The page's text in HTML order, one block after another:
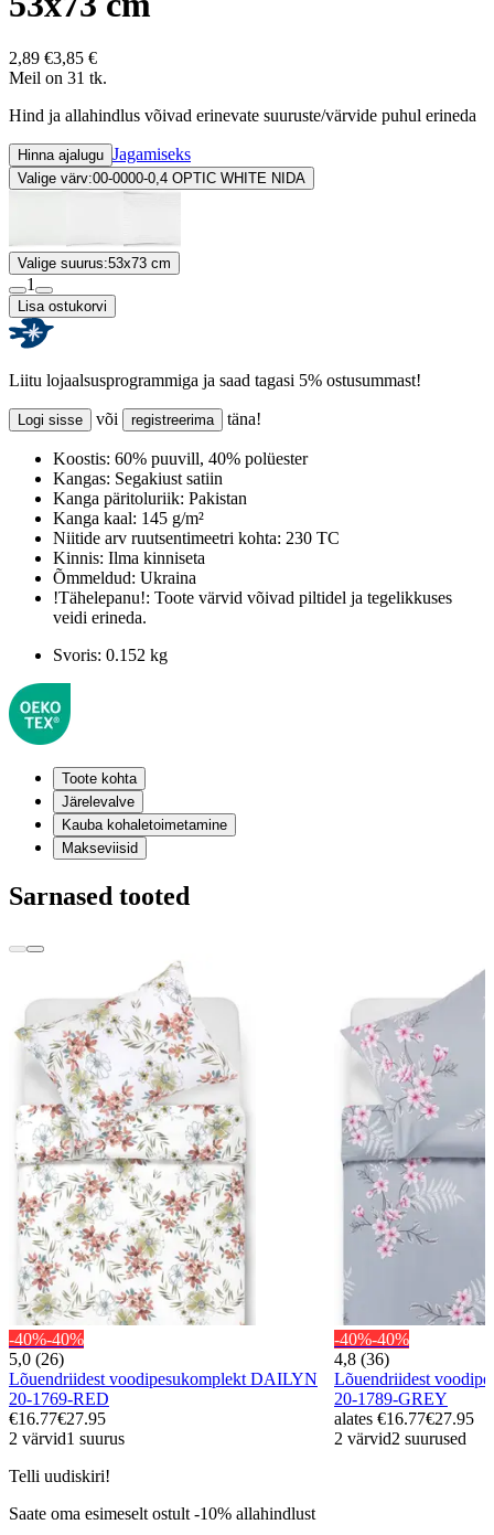
2,89 €3,85 €
Meil on 31 tk.
Hind ja allahindlus võivad erinevate suuruste/värvide puhul erineda
Hinna ajalugu Jagamiseks
Valige värv:00-0000-0,4 OPTIC WHITE NIDA
Valige suurus:53x73 cm
1
Lisa ostukorvi
Liitu lojaalsusprogrammiga ja saad tagasi 5% ostusummast!
Logi sisse või registreerima täna!
Koostis: 60% puuvill, 40% polüester
Kangas: Segakiust satiin
Kanga päritoluriik: Pakistan
Kanga kaal: 145 g/m²
Niitide arv ruutsentimeetri kohta: 230 TC
Kinnis: Ilma kinniseta
Õmmeldud: Ukraina
!Tähelepanu!: Toote värvid võivad piltidel ja tegelikkuses
veidi erineda.
Svoris: 0.152 kg
Toote kohta
Järelevalve
Kauba kohaletoimetamine
Makseviisid
Sarnased tooted
-40%-40%
5,0 (26)
Lõuendriidest voodipesukomplekt DAILYN
20-1769-RED
€16.77€27.95
2 värvid1 suurus
-40%-40%
4,8 (36)
Lõuendriidest
20-1789-GREY
alates €16.77€27.95
2 värvid2 suurused
Telli uudiskiri!
Saate oma esimeselt ostult -10% allahindlust